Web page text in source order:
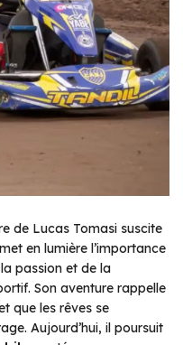
de Lucas Tomasi suscite
en lumière l’importance
passion et de la
Son aventure rappelle
que les rêves se
Aujourd’hui, il poursuit